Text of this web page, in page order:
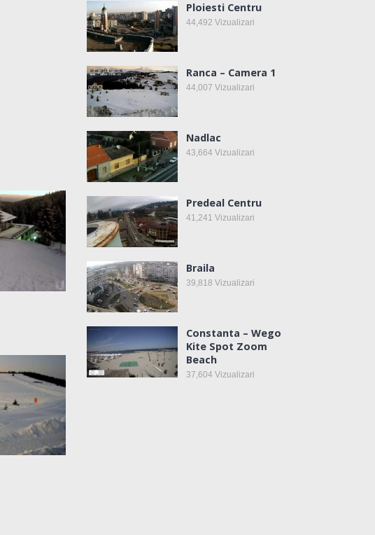
Ploiesti Centru
44,492 Vizualizari
Ranca – Camera 1
44,007 Vizualizari
Nadlac
43,664 Vizualizari
Predeal Centru
41,241 Vizualizari
Braila
39,818 Vizualizari
Constanta – Wego
Kite Spot Zoom
Beach
37,604 Vizualizari